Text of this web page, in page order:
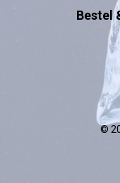
Bestel
©